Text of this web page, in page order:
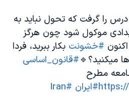
درس را گرفت که تحول نباید به
موکول شود چون هرگز
#خشونت بکار ببرید، فردا
میکنید؟🔹#قانون_اساسی
مطرح
#ایران #Iran